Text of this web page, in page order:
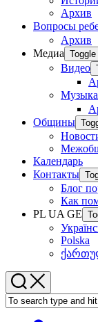
Архив
Вопросы
Архив
Медиа
Видео
Музыка
Общины
Календарь
Контакты
Блог
Как
PL UA GE
Polska